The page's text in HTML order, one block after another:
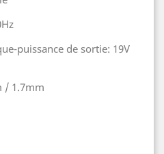
puissance de sortie: 19V
/ 1.7mm